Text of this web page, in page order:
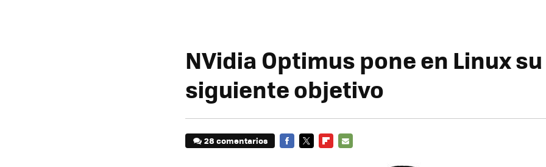
NVidia Optimus pone en Linux su
siguiente objetivo
28 comentarios